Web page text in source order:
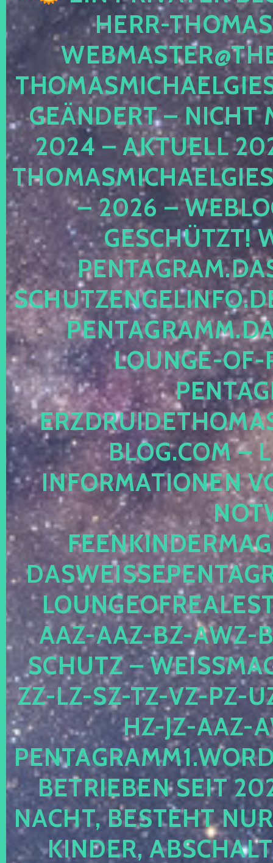
HERR-
GEÄNDERT – NICHT
2024 – AKTUELL
– 2026 –
ESCHÜTZT!
OUNGE-OF-
LOG.COM –
NFORMATIONEN
AZ-AAZ-BZ-AWZ-
CHUTZ –
-LZ-SZ-TZ-VZ-PZ-UZ-
-JZ-AAZ-
TRIEBEN SEIT 2024
CHT, BESTEHT NUR
NDER,